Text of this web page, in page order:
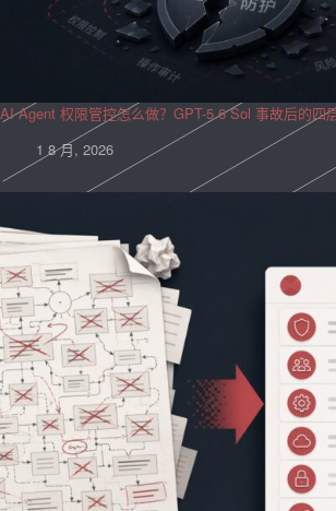
AI Agent 权限管控怎么做？GPT-5.6 Sol 事故后的四
1 8 月, 2026